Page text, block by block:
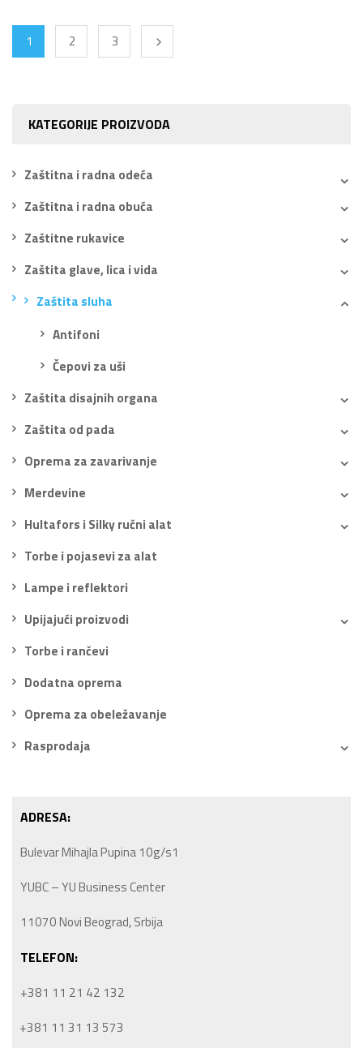
KATEGORIJE PROIZVODA
Zaštitna i radna odeća
Zaštitna i radna obuća
Zaštitne rukavice
Zaštita glave, lica i vida
Zaštita sluha
Antifoni
Čepovi za uši
Zaštita disajnih organa
Zaštita od pada
Oprema za zavarivanje
Merdevine
Hultafors i Silky ručni alat
Torbe i pojasevi za alat
Lampe i reflektori
Upijajući proizvodi
Torbe i rančevi
Dodatna oprema
Oprema za obeležavanje
Rasprodaja
ADRESA:
Bulevar Mihajla Pupina 10g/s1
YUBC – YU Business Center
11070 Novi Beograd, Srbija
TELEFON:
+381 11 21 42 132
+381 11 31 13 573
1 2 3